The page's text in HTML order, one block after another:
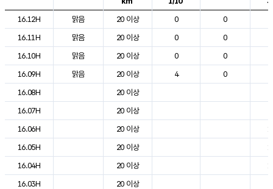
도시별 기상실황표로 지점, 날씨, 기온, 강수, 바람, 기압등을 안내한 표입
16.12H
맑음 20 이상 0 0
16.11H
맑음 20 이상 0 0
16.10H
맑음 20 이상 0 0
16.09H
맑음 20 이상 4 0
16.08H
20 이상
16.07H
20 이상
16.06H
20 이상
16.05H
20 이상
16.04H
20 이상
16.03H
20 이상